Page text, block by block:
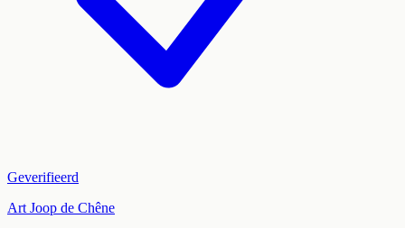
Geverifieerd
Art Joop de Chêne